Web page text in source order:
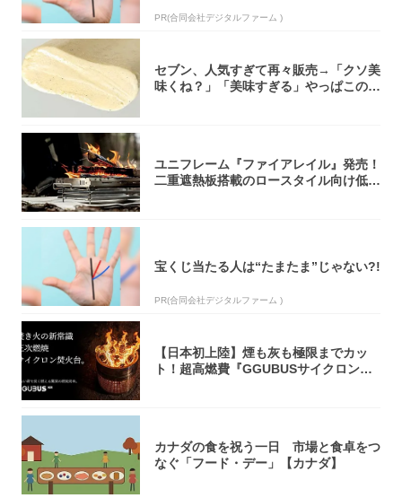
PR(合同会社デジタルファーム )
セブン、人気すぎて再々販売→「クソ美
味くね？」「美味すぎる」やっぱこのク
ユニフレーム『ファイアレイル』発売！
二重遮熱板搭載のロースタイル向け低型
宝くじ当たる人は“たまたま”じゃない?!
PR(合同会社デジタルファーム )
【日本初上陸】煙も灰も極限までカッ
ト！超高燃費『GGUBUSサイクロン焚
カナダの食を祝う一日 市場と食卓をつ
なぐ「フード・デー」【カナダ】